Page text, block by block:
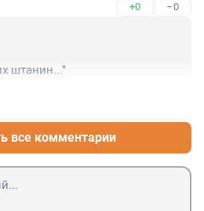
+0 –0
штанин..."
все комментарии